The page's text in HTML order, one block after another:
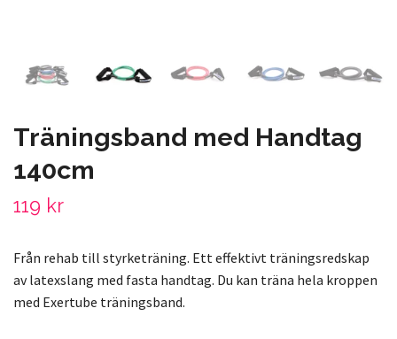
Träningsband med Handtag
140cm
119 kr
Från rehab till styrketräning. Ett effektivt träningsredskap
av latexslang med fasta handtag. Du kan träna hela kroppen
med Exertube träningsband.